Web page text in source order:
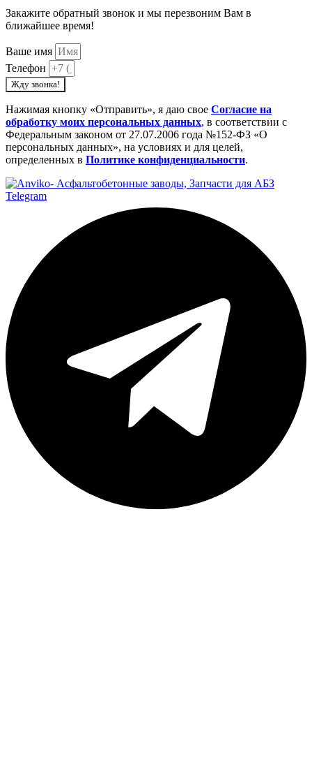
Закажите обратный звонок и мы перезвоним Вам в
ближайшее время!
Ваше имя
Телефон
Жду звонка!
Нажимая кнопку «Отправить», я даю свое Cогласие на
обработку моих персональных данных, в соответствии с
Федеральным законом от 27.07.2006 года №152-ФЗ «О
персональных данных», на условиях и для целей,
определенных в Политике конфиденциальности.
Telegram